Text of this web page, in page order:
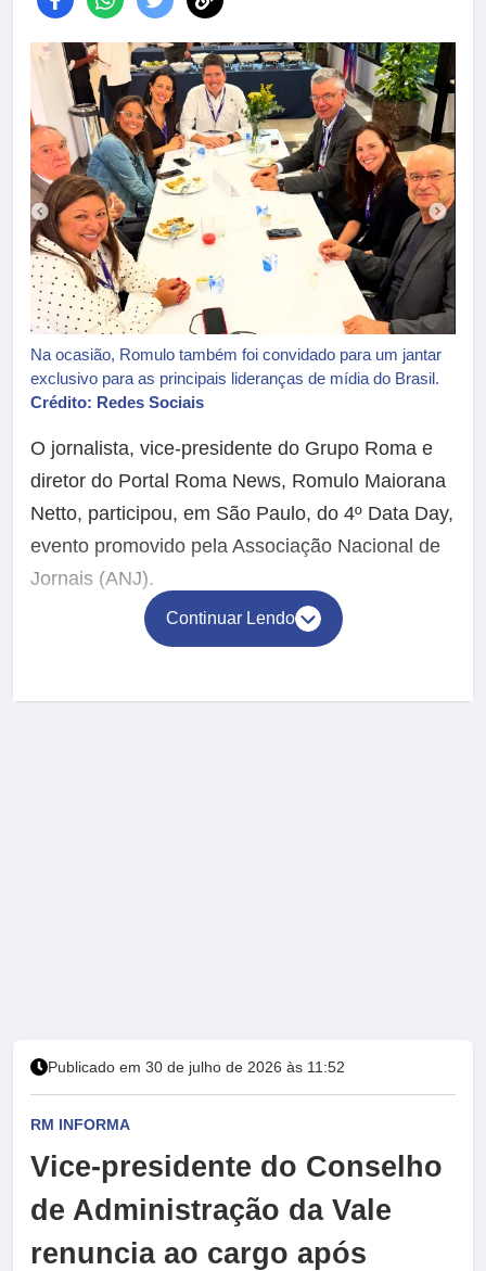
Na ocasião, Romulo também foi convidado para um jantar
exclusivo para as principais lideranças de mídia do Brasil.
Crédito: Redes Sociais
O jornalista, vice-presidente do Grupo Roma e
diretor do Portal Roma News, Romulo Maiorana
Netto, participou, em São Paulo, do 4º Data Day,
evento promovido pela Associação Nacional de
Jornais (ANJ).
Continuar Lendo
Publicado em 30 de julho de 2026 às 11:52
RM INFORMA
Vice-presidente do Conselho
de Administração da Vale
renuncia ao cargo após